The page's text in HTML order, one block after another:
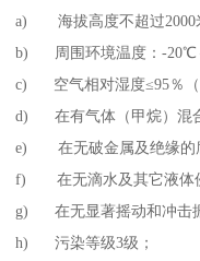
a) 海拔高度不超过2000
b) 周围环境温度：-20℃
c) 空气相对湿度≤95％（
d) 在有气体（甲烷）混
e) 在无破金属及绝缘的
f) 在无滴水及其它液体
g) 在无显著摇动和冲击
h) 污染等级3级；